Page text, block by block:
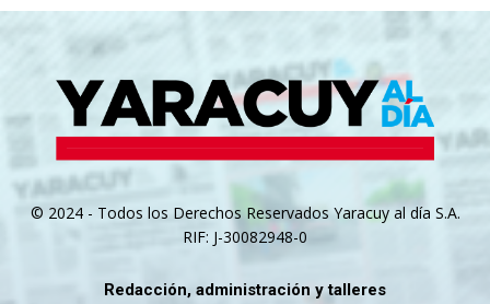
© 2024 - Todos los Derechos Reservados Yaracuy al día S.A.
RIF: J-30082948-0
Redacción, administración y talleres